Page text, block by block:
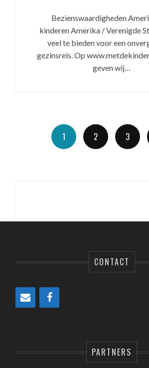
Bezienswaardigheden
kinderen Amerika / Verenigde
veel te bieden voor een
gezinsreis. Op
geven wij…
1 2 3
CONTACT
PARTNERS